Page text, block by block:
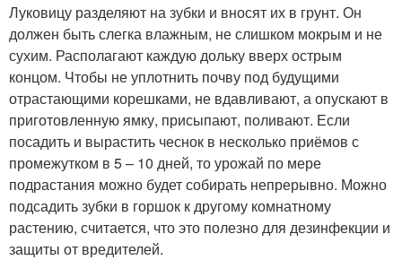
Луковицу разделяют на зубки и вносят их в грунт. Он
должен быть слегка влажным, не слишком мокрым и не
сухим. Располагают каждую дольку вверх острым
концом. Чтобы не уплотнить почву под будущими
отрастающими корешками, не вдавливают, а опускают в
приготовленную ямку, присыпают, поливают. Если
посадить и вырастить чеснок в несколько приёмов с
промежутком в 5 – 10 дней, то урожай по мере
подрастания можно будет собирать непрерывно. Можно
подсадить зубки в горшок к другому комнатному
растению, считается, что это полезно для дезинфекции и
защиты от вредителей.